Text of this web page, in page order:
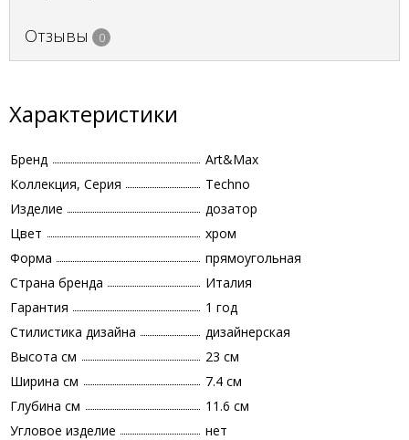
Отзывы 0
Характеристики
Бренд
Art&Max
Коллекция, Серия
Techno
Изделие
дозатор
Цвет
хром
Форма
прямоугольная
Страна бренда
Италия
Гарантия
1 год
Стилистика дизайна
дизайнерская
Высота см
23 см
Ширина см
7.4 см
Глубина см
11.6 см
Угловое изделие
нет